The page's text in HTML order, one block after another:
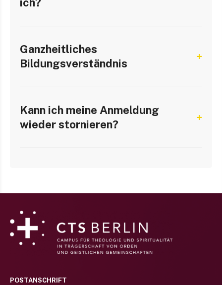
Ganzheitliches
Bildungsverständnis
Kann ich meine Anmeldung
wieder stornieren?
POSTANSCHRIFT